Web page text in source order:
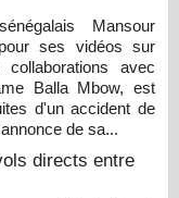
Mansour
ses vidéos sur
avec
Balla Mbow, est
d'un accident de
de sa...
directs entre